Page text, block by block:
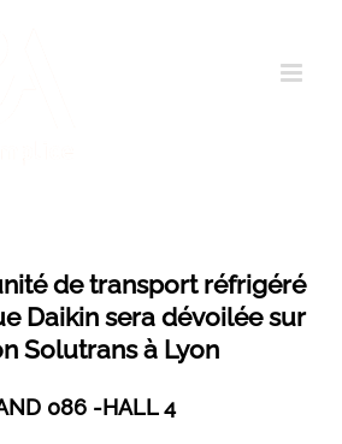
de transport réfrigéré
Daikin sera dévoilée sur
Solutrans à Lyon
086 -HALL 4